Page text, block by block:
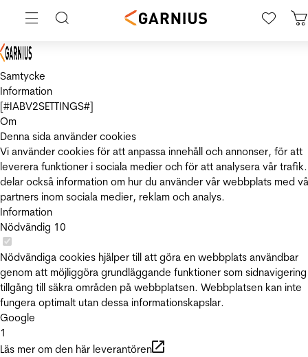
Samtycke
Information
[#IABV2SETTINGS#]
Om
Denna sida använder cookies
Vi använder cookies för att anpassa innehåll och annonser, för att
leverera funktioner i sociala medier och för att analysera vår
delar också information om hur du använder vår webbplats med
partners inom sociala medier, reklam och analys.
Information
Nödvändig 10
Nödvändiga cookies hjälper till att göra en webbplats användbar
genom att möjliggöra grundläggande funktioner som
tillgång till säkra områden på webbplatsen. Webbplatsen kan inte
fungera optimalt utan dessa informationskapslar.
Google
1
Läs mer om den här leverantören